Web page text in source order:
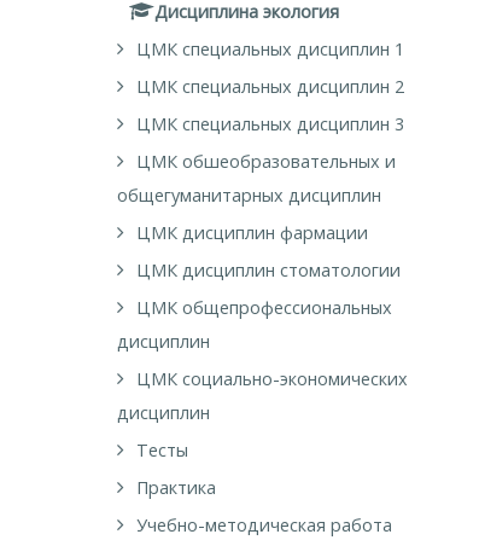
Дисциплина экология
ЦМК специальных дисциплин 1
ЦМК специальных дисциплин 2
ЦМК специальных дисциплин 3
ЦМК обшеобразовательных и
общегуманитарных дисциплин
ЦМК дисциплин фармации
ЦМК дисциплин стоматологии
ЦМК общепрофессиональных
дисциплин
ЦМК социально-экономических
дисциплин
Тесты
Практика
Учебно-методическая работа